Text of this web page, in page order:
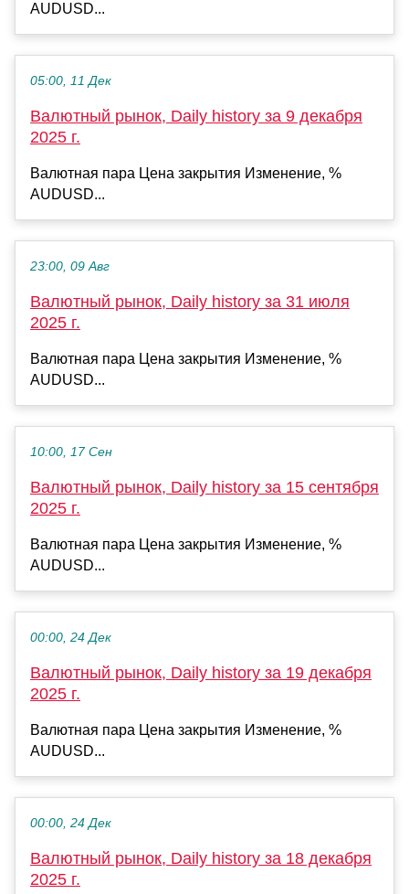
AUDUSD...
05:00, 11 Дек
Валютный рынок, Daily history за 9 декабря
2025 г.
Валютная пара Цена закрытия Изменение, %
AUDUSD...
23:00, 09 Авг
Валютный рынок, Daily history за 31 июля
2025 г.
Валютная пара Цена закрытия Изменение, %
AUDUSD...
10:00, 17 Сен
Валютный рынок, Daily history за 15 сентября
2025 г.
Валютная пара Цена закрытия Изменение, %
AUDUSD...
00:00, 24 Дек
Валютный рынок, Daily history за 19 декабря
2025 г.
Валютная пара Цена закрытия Изменение, %
AUDUSD...
00:00, 24 Дек
Валютный рынок, Daily history за 18 декабря
2025 г.